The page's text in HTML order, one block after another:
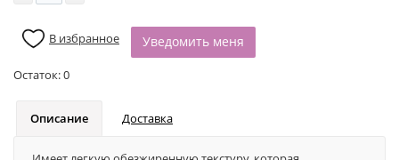
В избранное Уведомить меня
Остаток:0
Описание Доставка